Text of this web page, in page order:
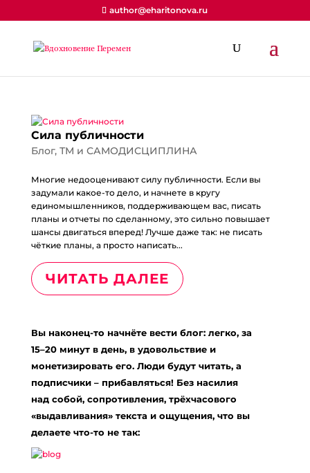
author@eharitonova.ru
Сила публичности
Блог, ТМ и САМОДИСЦИПЛИНА
Многие недооценивают силу публичности. Если вы
задумали какое-то дело, и начнете в кругу
единомышленников, поддерживающем вас, писать
планы и отчеты по сделанному, это сильно повышает
шансы двигаться вперед! Лучше даже так: не писать
чёткие планы, а просто написать...
ЧИТАТЬ ДАЛЕЕ
Вы наконец-то начнёте вести блог: легко, за
15–20 минут в день, в удовольствие и
монетизировать его. Люди будут читать, а
подписчики – прибавляться! Без насилия
над собой, сопротивления, трёхчасового
«выдавливания» текста и ощущения, что вы
делаете что-то не так: